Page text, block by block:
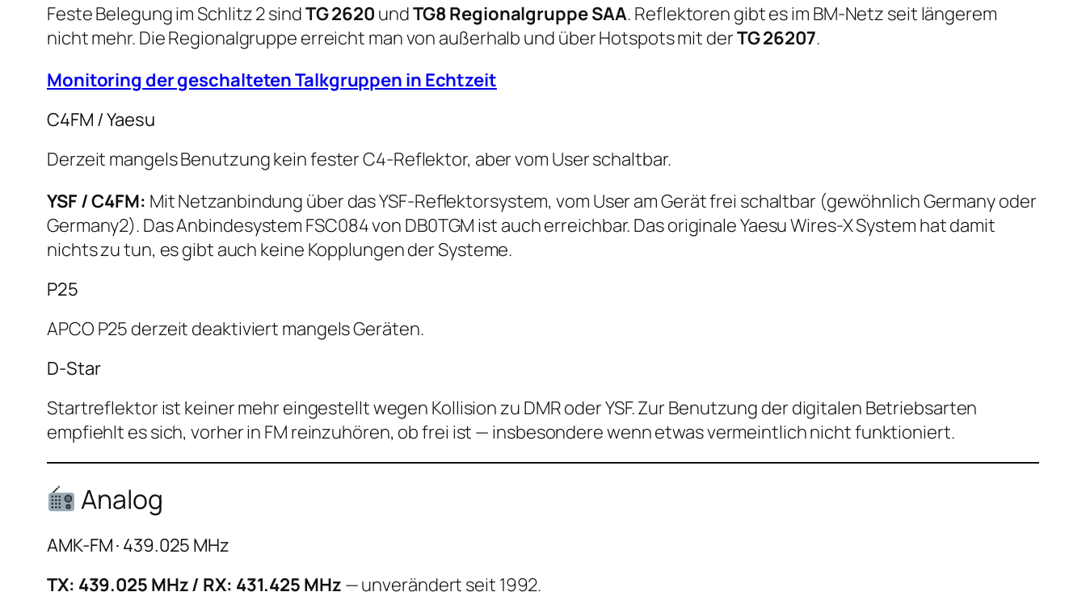
Feste Belegung im Schlitz 2 sindTG 2620 undTG8 Regionalgruppe SAA. Reflektoren gibt es im BM-Netz seit längerem
nicht mehr. Die Regionalgruppe erreicht man von außerhalb und über Hotspots mit derTG 26207.
Monitoring der geschalteten Talkgruppen in Echtzeit
C4FM / Yaesu
Derzeit mangels Benutzung kein fester C4-Reflektor, aber vom User schaltbar.
YSF / C4FM: Mit Netzanbindung über das YSF-Reﬂektorsystem, vom User am Gerät frei schaltbar (gewöhnlich Germany oder
Germany2). Das Anbindesystem FSC084 von DB0TGM ist auch erreichbar. Das originale Yaesu Wires-X System hat damit
nichts zu tun, es gibt auch keine Kopplungen der Systeme.
P25
APCO P25 derzeit deaktiviert mangels Geräten.
D-Star
Startreflektor ist keiner mehr eingestellt wegen Kollision zu DMR oder YSF. Zur Benutzung der digitalen Betriebsarten
empfiehlt es sich, vorher in FM reinzuhören, ob frei ist — insbesondere wenn etwas vermeintlich nicht funktioniert.
Analog
AMK-FM · 439.025 MHz
TX: 439.025 MHz / RX: 431.425 MHz — unverändert seit 1992.